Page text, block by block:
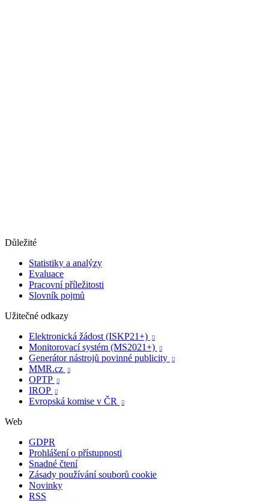
Důležité
Statistiky a analýzy
Evaluace
Pracovní příležitosti
Slovník pojmů
Užitečné odkazy
Elektronická žádost (ISKP21+)

Monitorovací systém (MS2021+) 
Generátor nástrojů povinné publicity 
MMR.cz 
OPTP 
IROP 
Evropská komise v ČR 
Web
GDPR
Prohlášení o přístupnosti
Snadné čtení
Zásady používání souborů cookie
Novinky
RSS